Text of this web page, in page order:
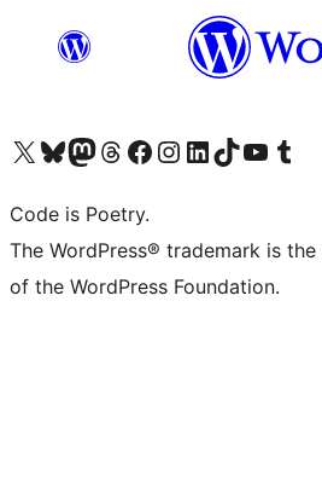
Visita il nostro account X (ex Twitter)
Visita il nostro account Bluesky
Visita il nostro account Mastodon
Visita il nostro account Threads
Visita la nostra pagina Facebook
Visita il nostro account Instagram
Visita il nostro account LinkedIn
Visita il nostro account TikTok
Visita il nostro canale
Visita il nostro
Code is Poetry.
The WordPress® trademark is
of the WordPress Foundation.